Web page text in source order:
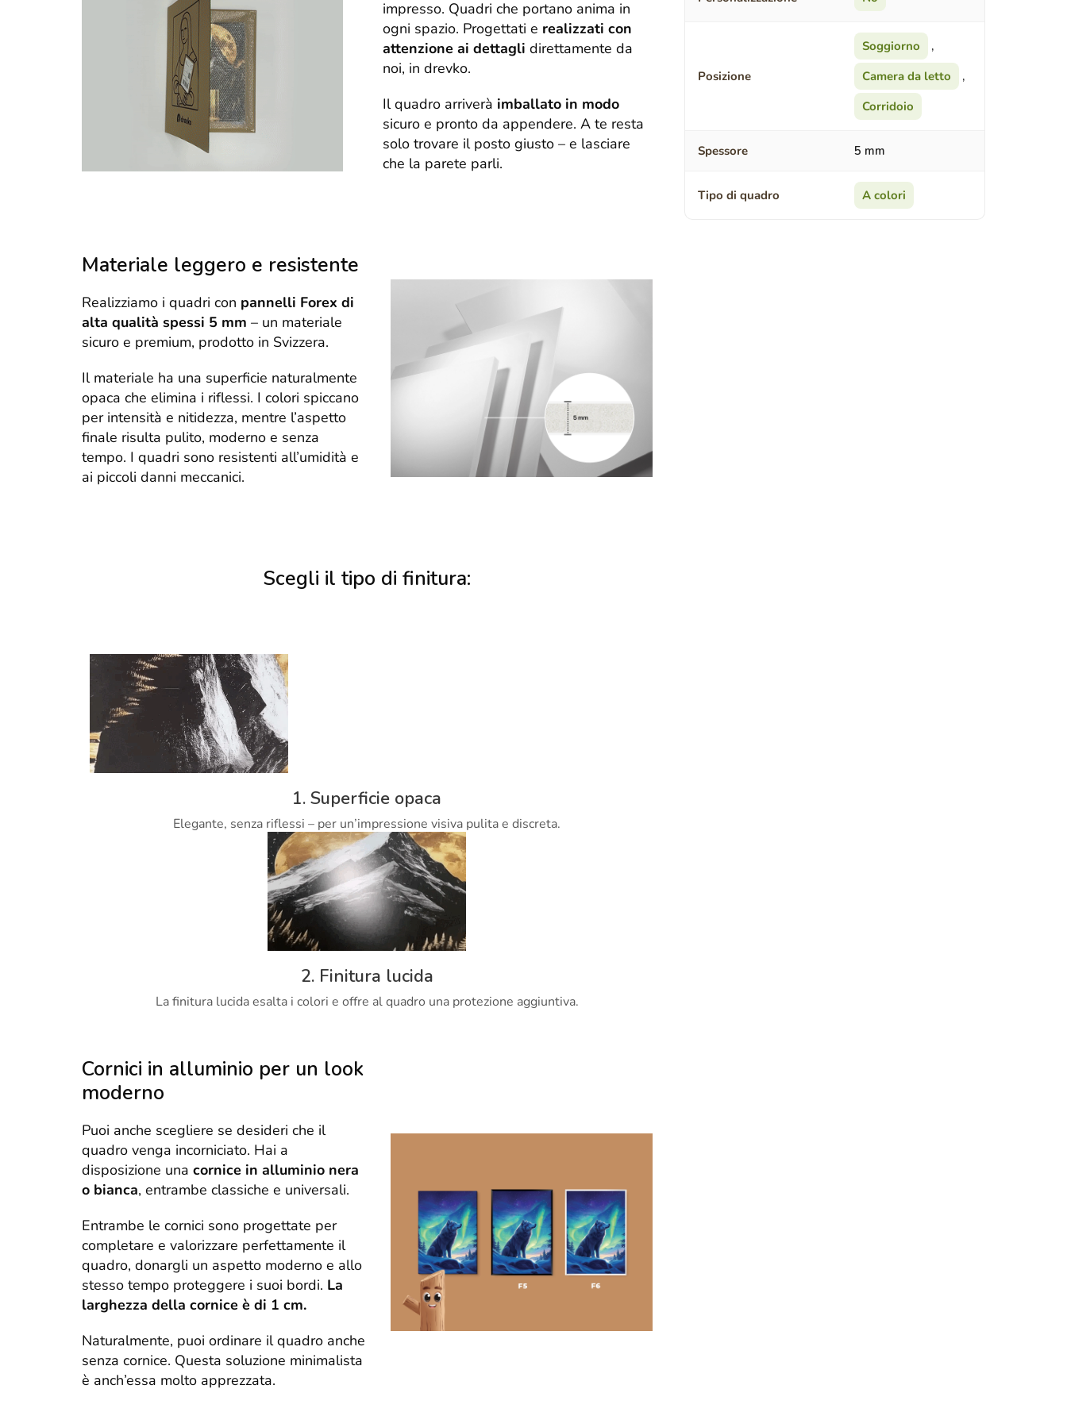
impresso. Quadri che portano anima in
ogni spazio. Progettati e realizzati con
attenzione ai dettagli direttamente da
noi, in drevko.
Il quadro arriverà imballato in modo
sicuro e pronto da appendere. A te resta
solo trovare il posto giusto – e lasciare
che la parete parli.
Materiale leggero e resistente
Realizziamo i quadri con pannelli Forex di
alta qualità spessi 5 mm – un materiale
sicuro e premium, prodotto in Svizzera.
Il materiale ha una superficie naturalmente
opaca che elimina i riflessi. I colori spiccano
per intensità e nitidezza, mentre l’aspetto
finale risulta pulito, moderno e senza
tempo. I quadri sono resistenti all’umidità e
ai piccoli danni meccanici.
Scegli il tipo di finitura:
1. Superficie opaca
Elegante, senza riflessi – per un’impressione visiva pulita e discreta.
2. Finitura lucida
La finitura lucida esalta i colori e offre al quadro una protezione aggiuntiva.
Cornici in alluminio per un look
moderno
Puoi anche scegliere se desideri che il
quadro venga incorniciato. Hai a
disposizione una cornice in alluminio nera
o bianca, entrambe classiche e universali.
Entrambe le cornici sono progettate per
completare e valorizzare perfettamente il
quadro, donargli un aspetto moderno e allo
stesso tempo proteggere i suoi bordi. La
larghezza della cornice è di 1 cm.
Naturalmente, puoi ordinare il quadro anche
senza cornice. Questa soluzione minimalista
è anch’essa molto apprezzata.
Posizione
Soggiorno
,
Camera da letto
,
Corridoio
Spessore 5 mm
Tipo di quadro A colori